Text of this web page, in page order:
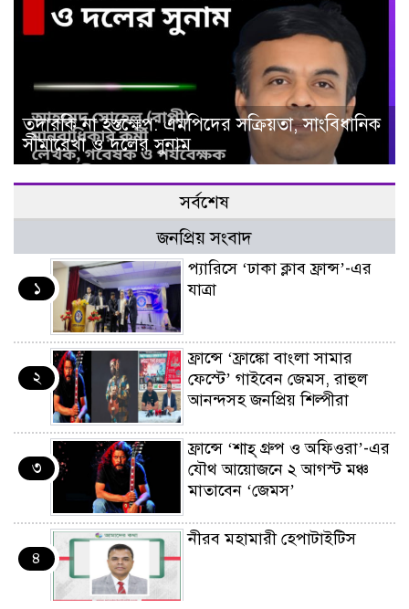
তদারকি না হস্তক্ষেপ: এমপিদের সক্রিয়তা, সাংবিধানিক
সীমারেখা ও দলের সুনাম
সর্বশেষ
জনপ্রিয় সংবাদ
১
প্যারিসে ‘ঢাকা ক্লাব ফ্রান্স’-এর
যাত্রা
২
ফ্রান্সে ‘ফ্রাঙ্কো বাংলা সামার
ফেস্টে’ গাইবেন জেমস, রাহুল
আনন্দসহ জনপ্রিয় শিল্পীরা
৩
ফ্রান্সে ‘শাহ্ গ্রুপ ও অফিওরা’-এর
যৌথ আয়োজনে ২ আগস্ট মঞ্চ
মাতাবেন ‘জেমস’
৪
নীরব মহামারী হেপাটাইটিস